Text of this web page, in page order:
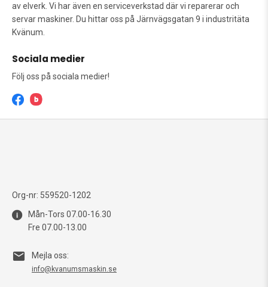
av elverk. Vi har även en serviceverkstad där vi reparerar och
servar maskiner. Du hittar oss på Järnvägsgatan 9 i industritäta
Kvänum.
Sociala medier
Följ oss på sociala medier!
Org-nr: 559520-1202
Mån-Tors 07.00-16.30
Fre 07.00-13.00
Mejla oss:
info@kvanumsmaskin.se